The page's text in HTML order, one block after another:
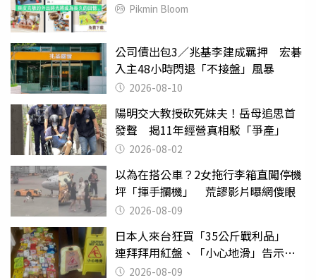
Pikmin Bloom
公司債出包3／兆基李建成羈押 宏碁
入主48小時閃退「不接盤」風暴
2026-08-10
陽明交大教授砍死妹夫！岳母追思首
發聲 揭11年經營真相駁「爭產」
2026-08-02
以為在搭公車？2女拖行李箱直闖停機
坪「揮手攔機」 荒謬影片曝網傻眼
2026-08-09
日本人來台狂買「35公斤戰利品」
連拜拜用紅盤、「小心地滑」告示牌
也帶回家
2026-08-09